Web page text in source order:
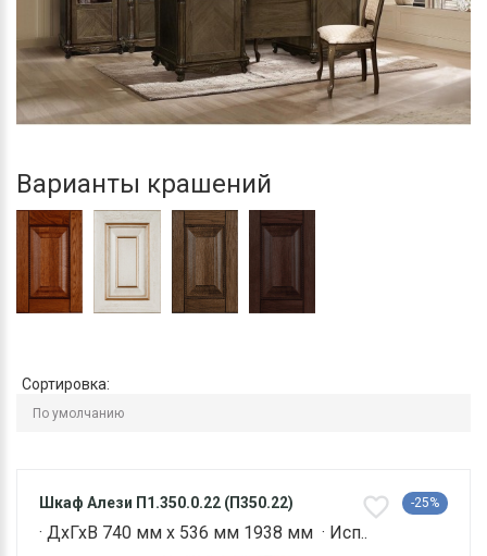
Варианты крашений
Сортировка:
Шкаф Алези П1.350.0.22 (П350.22) -25%
· ДхГхВ 740 мм х 536 мм 1938 мм · Исп..